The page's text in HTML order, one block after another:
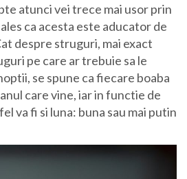
atunci vei trece mai usor prin
ca acesta este aducator de
despre struguri, mai exact
pe care ar trebuie sa le
se spune ca fiecare boaba
care vine, iar in functie de
va fi si luna: buna sau mai putin